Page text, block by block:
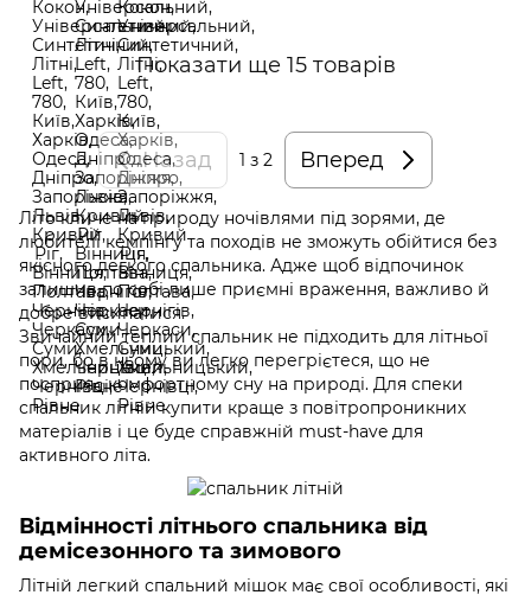
Показати ще 15 товарів
Назад 1 з 2 Вперед
Літо кличе на природу ночівлями під зорями, де
любителі кемпінгу та походів не зможуть обійтися без
якісного легкого спальника. Адже щоб відпочинок
залишив по собі лише приємні враження, важливо й
добре висипатися.
Звичайний теплий спальник не підходить для літньої
пори, бо в ньому ви легко перегрієтеся, що не
посприяє комфортному сну на природі. Для спеки
спальник літній купити краще з повітропроникних
матеріалів і це буде справжній must-have для
активного літа.
Відмінності літнього спальника від
демісезонного та зимового
Літній легкий спальний мішок має свої особливості, які